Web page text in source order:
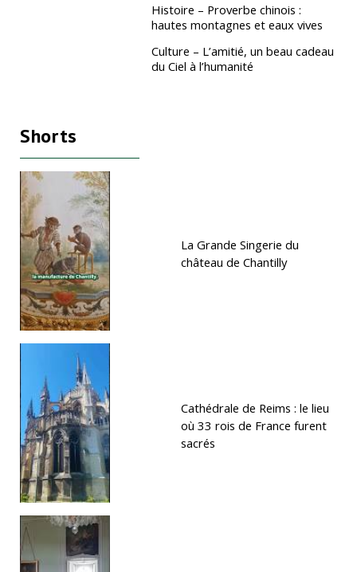
Histoire – Proverbe chinois :
hautes montagnes et eaux vives
Culture – L’amitié, un beau cadeau
du Ciel à l’humanité
Shorts
La Grande Singerie du
château de Chantilly
Cathédrale de Reims : le lieu
où 33 rois de France furent
sacrés